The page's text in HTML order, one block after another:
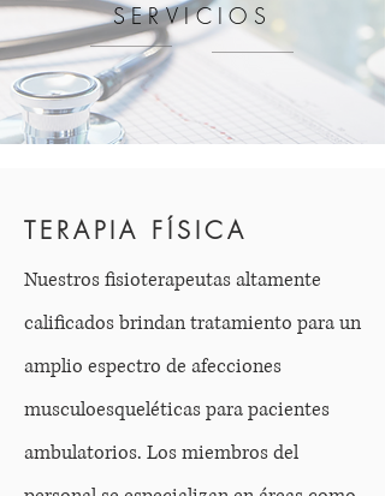
SERVICIOS
TERAPIA FÍSICA
Nuestros fisioterapeutas altamente
calificados brindan tratamiento para un
amplio espectro de afecciones
musculoesqueléticas para pacientes
ambulatorios. Los miembros del